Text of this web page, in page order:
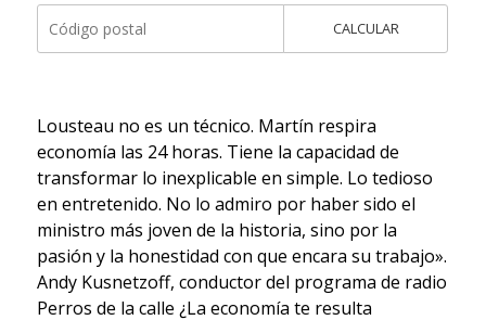
CALCULAR
Lousteau no es un técnico. Martín respira
economía las 24 horas. Tiene la capacidad de
transformar lo inexplicable en simple. Lo tedioso
en entretenido. No lo admiro por haber sido el
ministro más joven de la historia, sino por la
pasión y la honestidad con que encara su trabajo».
Andy Kusnetzoff, conductor del programa de radio
Perros de la calle ¿La economía te resulta